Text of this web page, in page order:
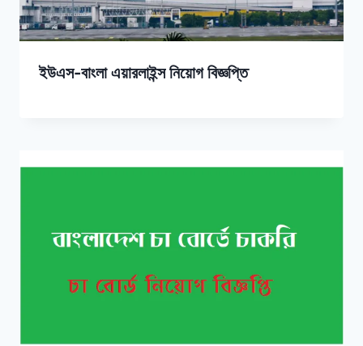
ইউএস-বাংলা এয়ারলাইন্স নিয়োগ বিজ্ঞপ্তি